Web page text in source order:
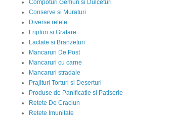
Compoturi Gemuri si Dulceturi
Conserve si Muraturi
Diverse retete
Fripturi si Gratare
Lactate si Branzeturi
Mancaruri De Post
Mancaruri cu carne
Mancaruri stradale
Prajituri Torturi si Deserturi
Produse de Panificatie si Patiserie
Retete De Craciun
Retete Imunitate